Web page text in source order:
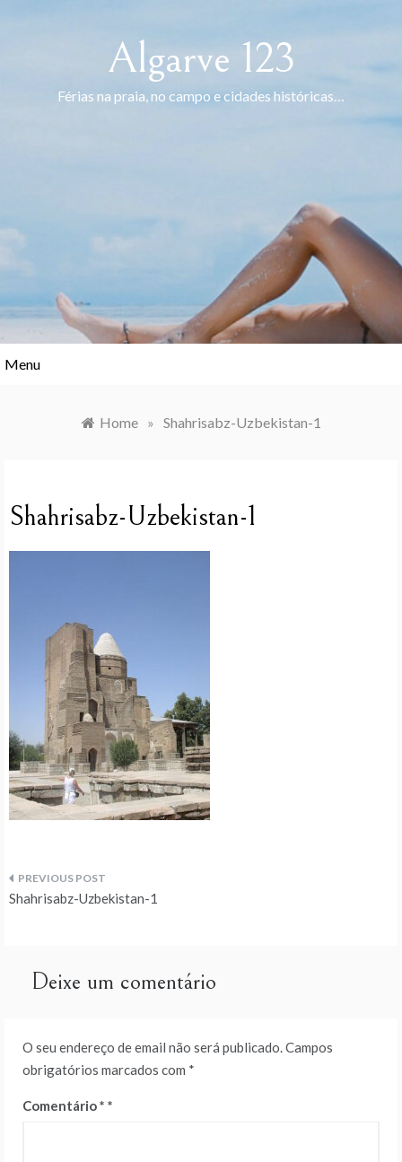
Algarve 123
Férias na praia, no campo e cidades históricas…
Menu
Home » Shahrisabz-Uzbekistan-1
Shahrisabz-Uzbekistan-1
Navegação
artigos
Shahrisabz-Uzbekistan-1
Deixe um comentário
O seu endereço de email não será publicado.Campos
obrigatórios marcados com *
Comentário*